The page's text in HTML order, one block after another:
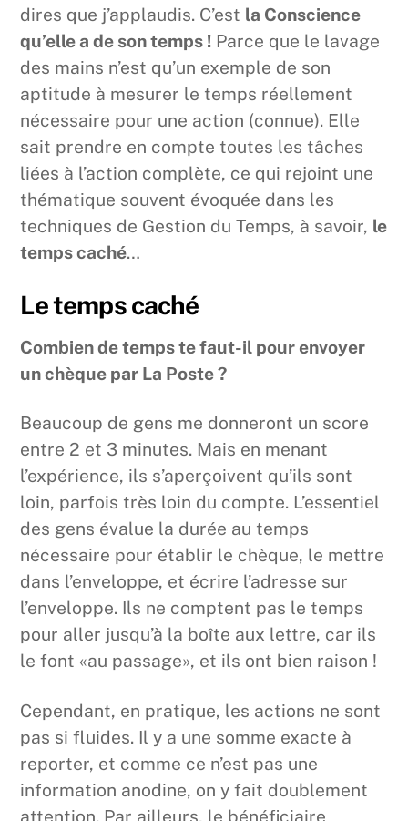
dires que j’applaudis. C’est la Conscience
qu’elle a de son temps ! Parce que le lavage
des mains n’est qu’un exemple de son
aptitude à mesurer le temps réellement
nécessaire pour une action (connue). Elle
sait prendre en compte toutes les tâches
liées à l’action complète, ce qui rejoint une
thématique souvent évoquée dans les
techniques de Gestion du Temps, à savoir, le
temps caché…
Le temps caché
Combien de temps te faut-il pour envoyer
un chèque par La Poste ?
Beaucoup de gens me donneront un score
entre 2 et 3 minutes. Mais en menant
l’expérience, ils s’aperçoivent qu’ils sont
loin, parfois très loin du compte. L’essentiel
des gens évalue la durée au temps
nécessaire pour établir le chèque, le mettre
dans l’enveloppe, et écrire l’adresse sur
l’enveloppe. Ils ne comptent pas le temps
pour aller jusqu’à la boîte aux lettre, car ils
le font «au passage», et ils ont bien raison !
Cependant, en pratique, les actions ne sont
pas si fluides. Il y a une somme exacte à
reporter, et comme ce n’est pas une
information anodine, on y fait doublement
attention. Par ailleurs, le bénéficiaire